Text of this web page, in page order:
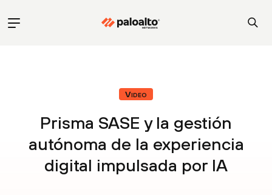
Video
Prisma SASE y la gestión
autónoma de la experiencia
digital impulsada por IA